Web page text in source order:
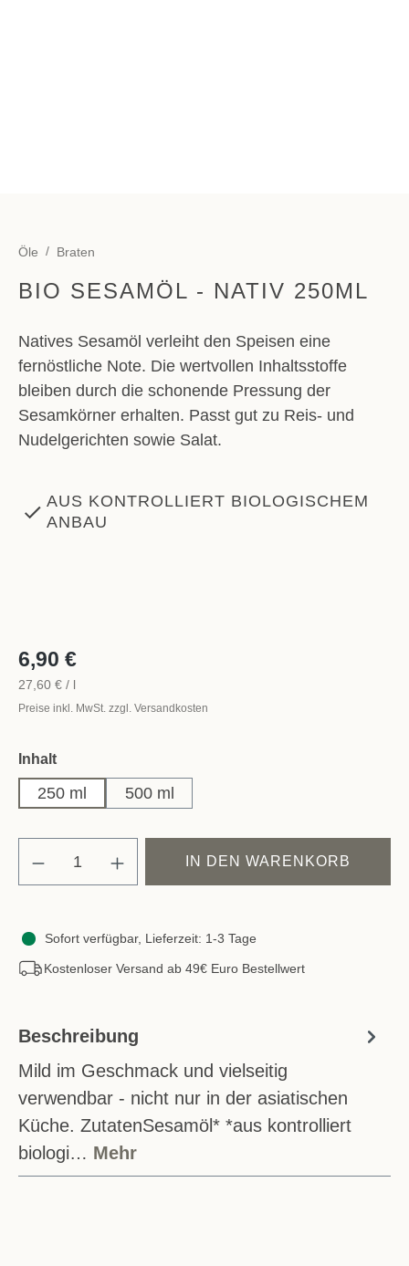
Öle Braten
BIO SESAMÖL - NATIV 250ML
Natives Sesamöl verleiht den Speisen eine
fernöstliche Note. Die wertvollen Inhaltsstoffe
bleiben durch die schonende Pressung der
Sesamkörner erhalten. Passt gut zu Reis- und
Nudelgerichten sowie Salat.
AUS KONTROLLIERT BIOLOGISCHEM
ANBAU
6,90 €
27,60 € / l
Preise inkl. MwSt. zzgl. Versandkosten
Inhaltauswählen
250 ml 500 ml
Produkt Anzahl: Gib den gewünschten
IN DEN WARENKORB
Sofort verfügbar, Lieferzeit: 1-3 Tage
Kostenloser Versand ab 49€ Euro Bestellwert
Beschreibung
Mild im Geschmack und vielseitig
verwendbar - nicht nur in der asiatischen
Küche. ZutatenSesamöl* *aus kontrolliert
biologi… Mehr